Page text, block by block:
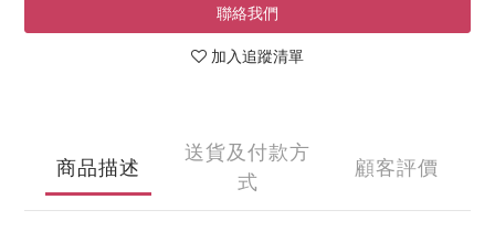
聯絡我們
加入追蹤清單
商品描述
送貨及付款方
式
顧客評價